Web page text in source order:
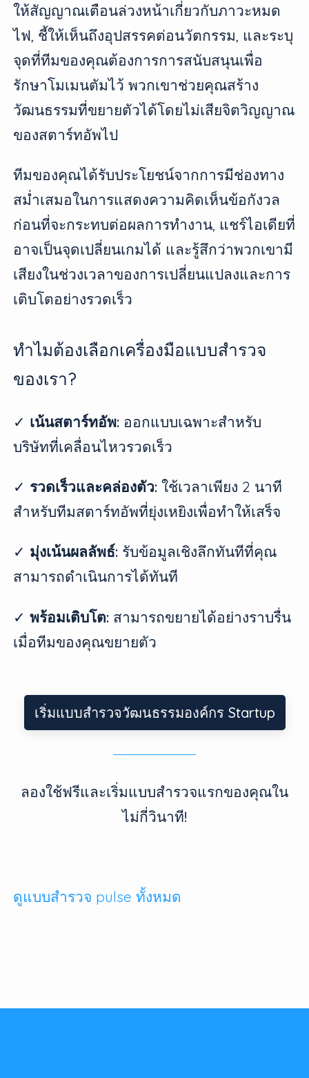
ให้สัญญาณเตือนล่วงหน้าเกี่ยวกับภาวะหมด
ไฟ, ชี้ให้เห็นถึงอุปสรรคต่อนวัตกรรม, และระบุ
จุดที่ทีมของคุณต้องการการสนับสนุนเพื่อ
รักษาโมเมนตัมไว้ พวกเขาช่วยคุณสร้าง
วัฒนธรรมที่ขยายตัวได้โดยไม่เสียจิตวิญญาณ
ของสตาร์ทอัพไป
ทีมของคุณได้รับประโยชน์จากการมีช่องทาง
สม่ำเสมอในการแสดงความคิดเห็นข้อกังวล
ก่อนที่จะกระทบต่อผลการทำงาน, แชร์ไอเดียที่
อาจเป็นจุดเปลี่ยนเกมได้ และรู้สึกว่าพวกเขามี
เสียงในช่วงเวลาของการเปลี่ยนแปลงและการ
เติบโตอย่างรวดเร็ว
ทำไมต้องเลือกเครื่องมือแบบสำรวจ
ของเรา?
✓ เน้นสตาร์ทอัพ: ออกแบบเฉพาะสำหรับ
บริษัทที่เคลื่อนไหวรวดเร็ว
✓ รวดเร็วและคล่องตัว: ใช้เวลาเพียง 2 นาที
สำหรับทีมสตาร์ทอัพที่ยุ่งเหยิงเพื่อทำให้เสร็จ
✓ มุ่งเน้นผลลัพธ์: รับข้อมูลเชิงลึกทันทีที่คุณ
สามารถดำเนินการได้ทันที
✓พร้อมเติบโต: สามารถขยายได้อย่างราบรื่น
เมื่อทีมของคุณขยายตัว
เริ่มแบบสำรวจวัฒนธรรมองค์กร Startup
ลองใช้ฟรีและเริ่มแบบสำรวจแรกของคุณใน
ไม่กี่วินาที!
ดูแบบสำรวจ pulse ทั้งหมด